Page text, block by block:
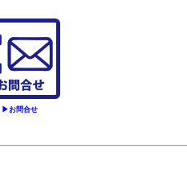
▶お問合せ